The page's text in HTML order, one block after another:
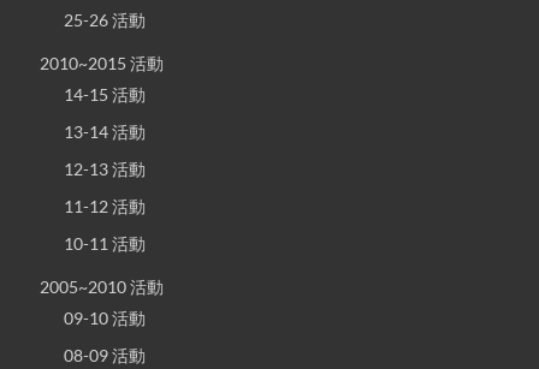
25-26 活動
2010~2015 活動
14-15 活動
13-14 活動
12-13 活動
11-12 活動
10-11 活動
2005~2010 活動
09-10 活動
08-09 活動